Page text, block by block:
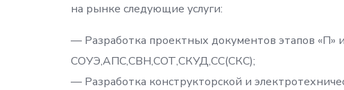
на рынке следующие услуги:
— Разработка проектных документов этапов «П»
СОУЭ,АПС,СВН,СОТ,СКУД,СС(СКС);
— Разработка конструкторской и